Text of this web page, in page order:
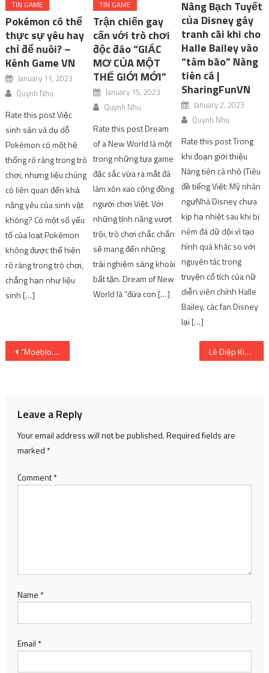
TIN GAME
Pokémon có thể
thực sự yêu hay
chỉ để nuôi? –
Kênh Game VN
January 11, 2023
Quynh Nhu
Rate this post Việc
sinh sản và dụ dỗ
Pokémon có một hệ
thống rõ ràng trong trò
chơi, nhưng liệu chúng
có liên quan đến khả
năng yêu của sinh vật
không? Có một số yếu
tố của loạt Pokémon
không được thể hiện
rõ ràng trong trò chơi,
chẳng hạn như liệu
sinh […]
TIN GAME
Trận chiến gay
cấn với trò chơi
độc đáo “GIẤC
MƠ CỦA MỘT
THẾ GIỚI MỚI”
January 15, 2023
Quynh Nhu
Rate this post Dream
of a New World là một
trong những tựa game
đặc sắc vừa ra mắt đã
làm xôn xao cộng đồng
người chơi Việt. Với
những tính năng vượt
trội, trò chơi chắc chắn
sẽ mang đến những
trải nghiệm sảng khoái
bất tận. Dream of New
World là “đứa con […]
Nàng Bạch Tuyết
của Disney gây
tranh cãi khi cho
Halle Bailey vào
“tâm bão” Nàng
tiên cá |
SharingFunVN
January 2, 2023
Quynh Nhu
Rate this post Trong
khi đoạn giới thiệu
Nàng tiên cá nhỏ (Tiêu
đề tiếng Việt: Mỹ nhân
ngưNhà Disney chưa
kịp hạ nhiệt sau khi bị
ném đá dữ dội vì tạo
hình quá khác so với
nguyên tác trong
truyện cổ tích của nữ
diễn viên chính Halle
Bailey, các fan Disney
lại […]
Post
“Moeblob” có nghĩa là gì trong Anime? Lê Diệp Kiều Trang, nữ CEO triệu đô và con đường sự nghiệp đáng khâm phục
Leave a Reply
Your email address will not be published.Required fields are
marked *
Comment*
Name *
Email *